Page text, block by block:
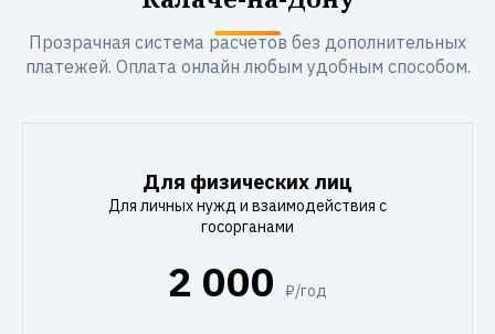
Прозрачная система расчетов без дополнительных
платежей. Оплата онлайн любым удобным способом.
Для физических лиц
Для личных нужд и взаимодействия с
госорганами
2 000 ₽/год